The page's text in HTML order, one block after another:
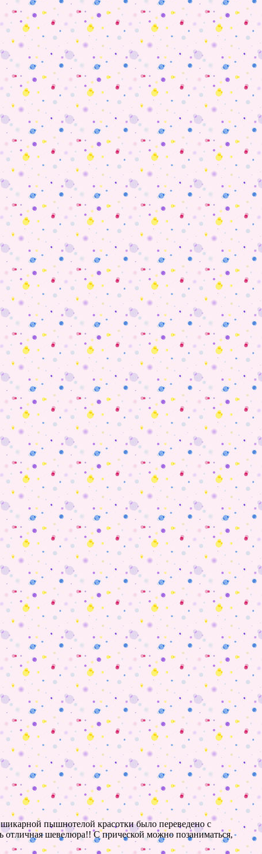
шикарной пышнотелой красотки было переведено с
отличная шевелюра!! С прической можно позаниматься,